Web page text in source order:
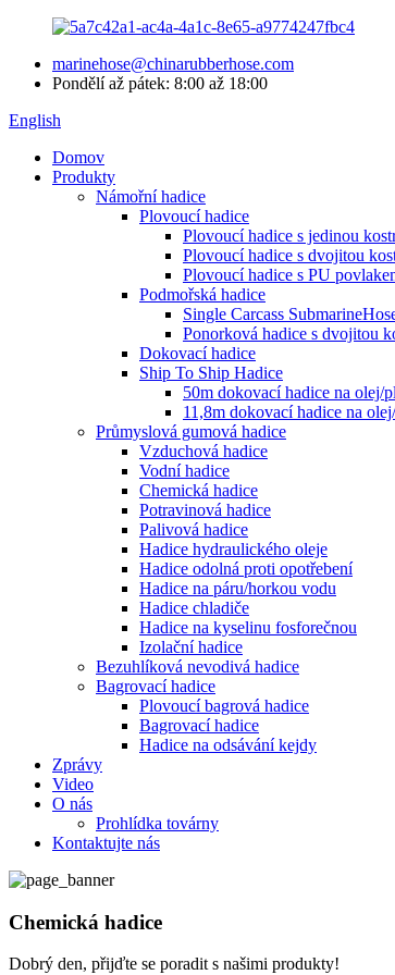
marinehose@chinarubberhose.com
Pondělí až pátek: 8:00 až 18:00
English
Domov
Produkty
Námořní hadice
Plovoucí hadice
Plovoucí hadice s jedinou
Plovoucí hadice s dvojitou
Plovoucí hadice s PU
Podmořská hadice
Single Carcass
Ponorková hadice s dvojitou
Dokovací hadice
Ship To Ship Hadice
50m dokovací hadice na olej/
11,8m dokovací hadice na
Průmyslová gumová hadice
Vzduchová hadice
Vodní hadice
Chemická hadice
Potravinová hadice
Palivová hadice
Hadice hydraulického oleje
Hadice odolná proti opotřebení
Hadice na páru/horkou vodu
Hadice chladiče
Hadice na kyselinu fosforečnou
Izolační hadice
Bezuhlíková nevodivá hadice
Bagrovací hadice
Plovoucí bagrová hadice
Bagrovací hadice
Hadice na odsávání kejdy
Zprávy
Video
O nás
Prohlídka továrny
Kontaktujte nás
Chemická hadice
Dobrý den, přijďte se poradit s našimi produkty!